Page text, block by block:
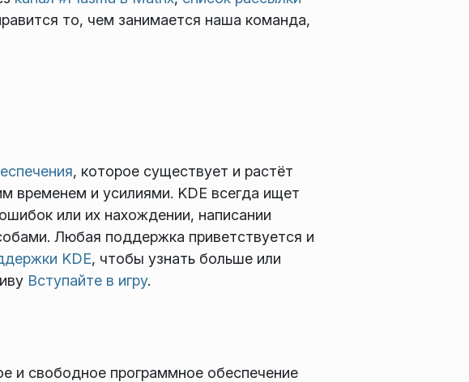
то, чем занимается наша команда,
, которое существует и растёт
временем и усилиями. KDE всегда ищет
или их нахождении, написании
Любая поддержка приветствуется и
KDE, чтобы узнать больше или
Вступайте в игру.
и свободное программное обеспечение